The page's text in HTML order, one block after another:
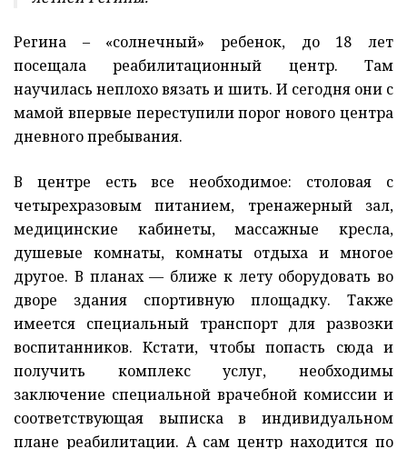
Регина – «солнечный» ребенок, до 18 лет
посещала реабилитационный центр. Там
научилась неплохо вязать и шить. И сегодня они с
мамой впервые переступили порог нового центра
дневного пребывания.
В центре есть все необходимое: столовая с
четырехразовым питанием, тренажерный зал,
медицинские кабинеты, массажные кресла,
душевые комнаты, комнаты отдыха и многое
другое. В планах — ближе к лету оборудовать во
дворе здания спортивную площадку. Также
имеется специальный транспорт для развозки
воспитанников. Кстати, чтобы попасть сюда и
получить комплекс услуг, необходимы
заключение специальной врачебной комиссии и
соответствующая выписка в индивидуальном
плане реабилитации. А сам центр находится по